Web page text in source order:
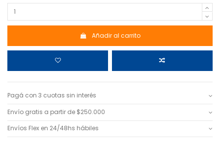
Añadir al carrito
Pagá con 3 cuotas sin interés
Envío gratis a partir de $250.000
Envíos Flex en 24/48hs hábiles